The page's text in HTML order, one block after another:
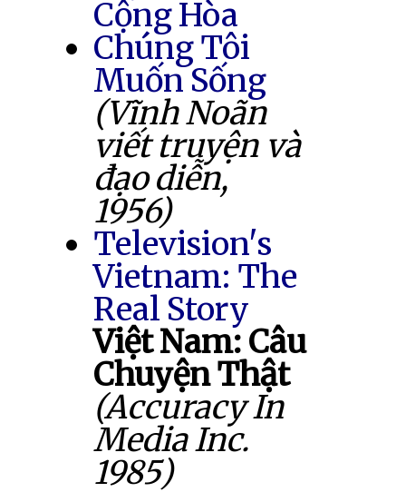
Cộng Hòa
Chúng Tôi
Muốn Sống
(Vĩnh Noãn
viết truyện và
đạo diễn,
1956)
Television's
Vietnam: The
Real Story
Việt Nam: Câu
Chuyện Thật
(Accuracy In
Media Inc.
1985)